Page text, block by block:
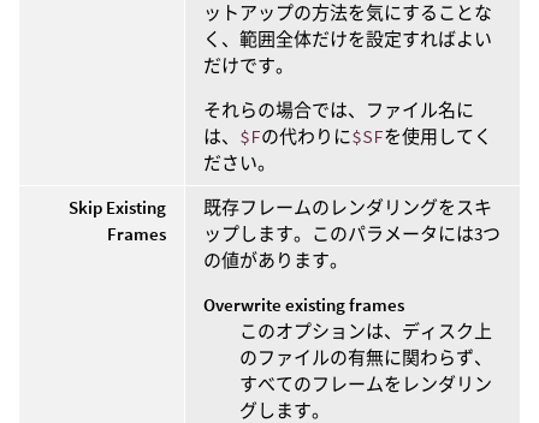
ットアップの方法を気にすることな
く、範囲全体だけを設定すればよい
だけです。
それらの場合では、ファイル名に
は、 $Fの代わりに$SFを使用してく
ださい。
Skip Existing
Frames
既存フレームのレンダリングをスキ
ップします。このパラメータには3つ
の値があります。
Overwrite existing frames
このオプションは、ディスク上
のファイルの有無に関わらず、
すべてのフレームをレンダリン
グします。